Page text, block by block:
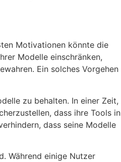
Motivationen könnte die
Modelle einschränken,
Ein solches Vorgehen
zu behalten. In einer Zeit,
dass ihre Tools in
dass seine Modelle
Während einige Nutzer